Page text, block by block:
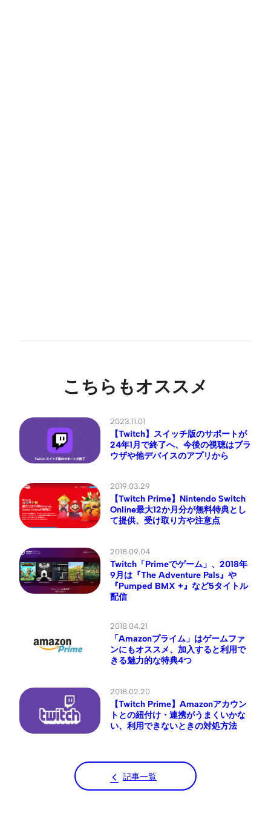
こちらもオススメ
2023.11.01
【Twitch】スイッチ版のサポートが
24年1月で終了へ、今後の視聴はブラ
ウザや他デバイスのアプリから
2019.03.29
【Twitch Prime】Nintendo Switch
Online最大12か月分が無料特典とし
て提供、受け取り方や注意点
2018.09.04
Twitch「Primeでゲーム」、2018年
9月は『The Adventure Pals』や
『Pumped BMX +』など5タイトル
配信
2018.04.21
「Amazonプライム」はゲームファ
ンにもオススメ、加入すると利用で
きる魅力的な特典4つ
2018.02.20
【Twitch Prime】Amazonアカウン
トとの紐付け・連携がうまくいかな
い、利用できないときの対処方法
記事一覧